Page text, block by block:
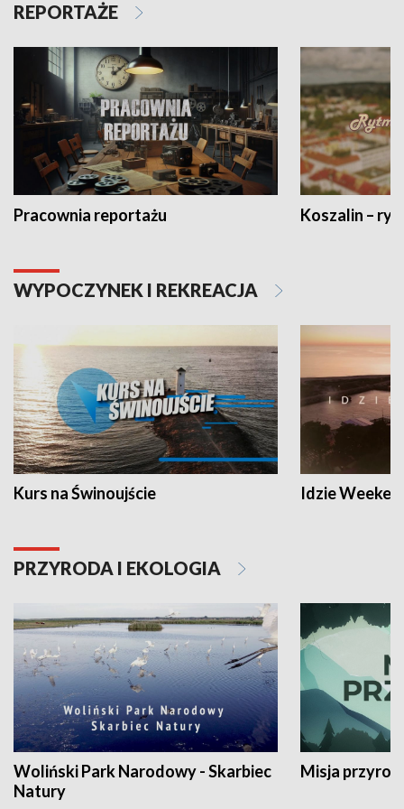
REPORTAŻE
Pracownia reportażu Koszalin –
WYPOCZYNEK I REKREACJA
Kurs na Świnoujście Idzie
PRZYRODA I EKOLOGIA
Woliński Park Narodowy - Skarbiec
Natury
Misja